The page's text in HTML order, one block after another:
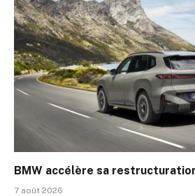
BMW accélère sa
7 août 2026